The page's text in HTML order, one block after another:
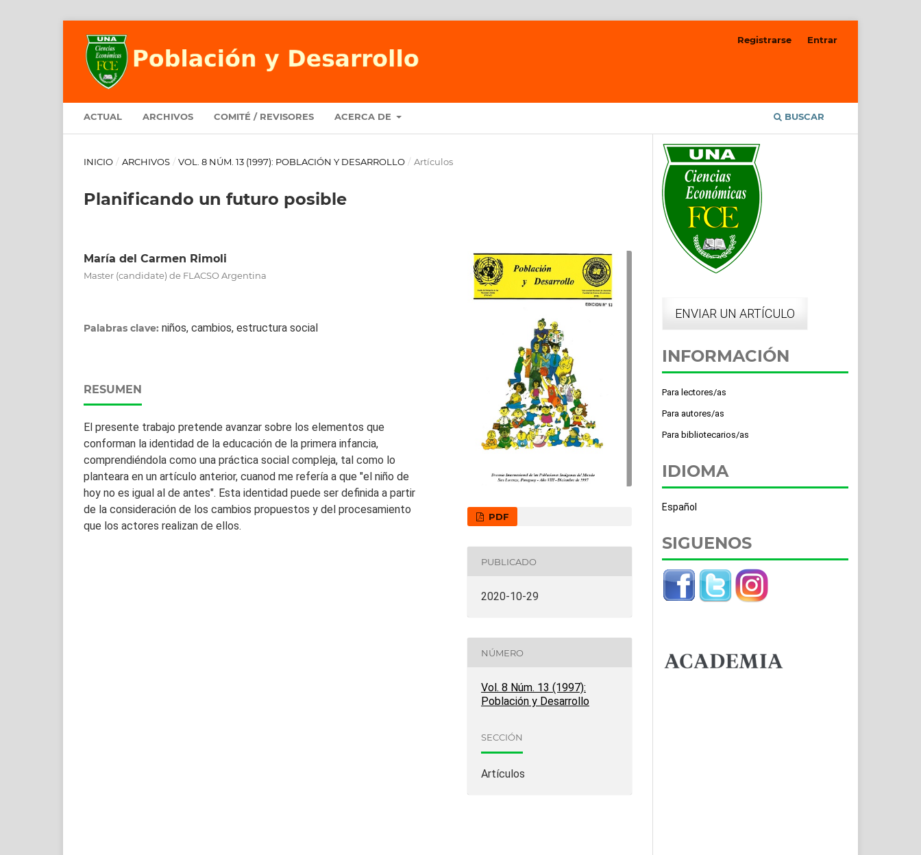
ACTUAL ARCHIVOS COMITÉ / REVISORES ACERCA DE BUSCAR
Registrarse Entrar
INICIO / ARCHIVOS / VOL. 8 NÚM. 13 (1997): POBLACIÓN Y DESARROLLO / Artículos
Planificando un futuro posible
María del Carmen Rimoli
Master (candidate) de FLACSO Argentina
Palabras clave: niños, cambios, estructura social
RESUMEN
El presente trabajo pretende avanzar sobre los elementos que
conforman la identidad de la educación de la primera infancia,
comprendiéndola como una práctica social compleja, tal como lo
planteara en un artículo anterior, cuanod me refería a que "el niño de
hoy no es igual al de antes". Esta identidad puede ser definida a partir
de la consideración de los cambios propuestos y del procesamiento
que los actores realizan de ellos.
PDF
PUBLICADO
2020-10-29
NÚMERO
Vol. 8 Núm. 13 (1997):
Población y Desarrollo
SECCIÓN
Artículos
ENVIAR UN ARTÍCULO
INFORMACIÓN
Para lectores/as
Para autores/as
Para bibliotecarios/as
IDIOMA
Español
SIGUENOS